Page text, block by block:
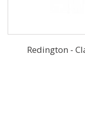
Redington -